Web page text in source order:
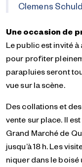
Clemens
Une occasion de
Le public est invité
pour profiter
parapluies seront
vue sur la scène.
Des collations et
vente sur place. Il
Grand Marché de
jusqu’à 18 h. Les
niquer dans le boisé